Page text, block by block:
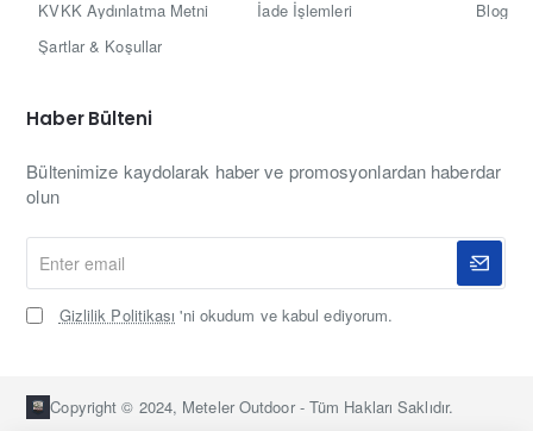
KVKK Aydınlatma Metni
Şartlar & Koşullar
İade İşlemleri
Blog
Haber Bülteni
Bültenimize kaydolarak haber ve promosyonlardan haberdar
olun
email
Gizlilik Politikası 'ni okudum ve kabul ediyorum.
Copyright © 2024, Meteler Outdoor - Tüm Hakları Saklıdır.